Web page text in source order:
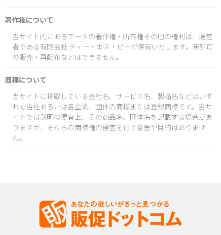
著作権について
当サイト内にあるデータの著作権・所有権その他の権利は、運営
者である有限会社 ティー・エヌ・ピーが保有いたします。無許可
の販売・再配布などはできません。
商標について
当サイトに掲載している会社名、サービス名、製品名などはいず
れも当社あるいは各企業、団体の商標または登録商標です。当サ
イトでは説明の便宜上、その商品名、団体名を記載する場合があ
りますが、それらの商標権の侵害を行う意思や目的はありませ
ん。